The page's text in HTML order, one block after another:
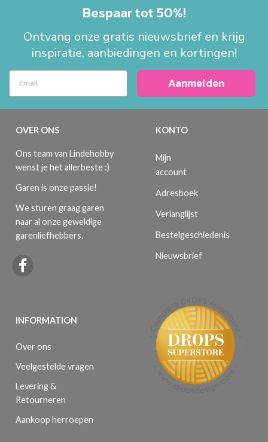
Bespaar tot 50%!
Ontvang onze gratis nieuwsbrief en krijg
inspiratie, aanbiedingen en kortingen!
Aanmelden
OVER ONS
Ons team van Lindehobby
wenst je het allerbeste :)
Garen is onze passie!
We sturen graag garen
naar al onze geweldige
garenliefhebbers.
INFORMATION
Over ons
Veelgestelde vragen
Levering &
Retourneren
Aankoop herroepen
KONTO
Mijn
account
Adresboek
Verlanglijst
Bestelgeschiedenis
Nieuwsbrief